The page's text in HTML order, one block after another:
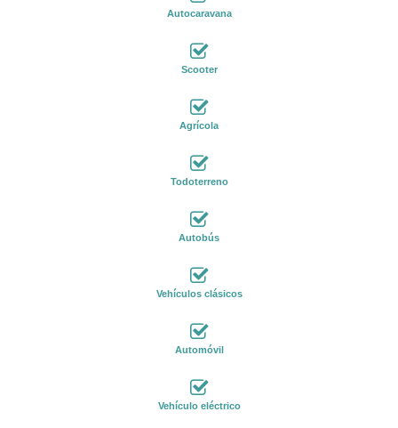
Autocaravana
Scooter
Agrícola
Todoterreno
Autobús
Vehículos clásicos
Automóvil
Vehículo eléctrico